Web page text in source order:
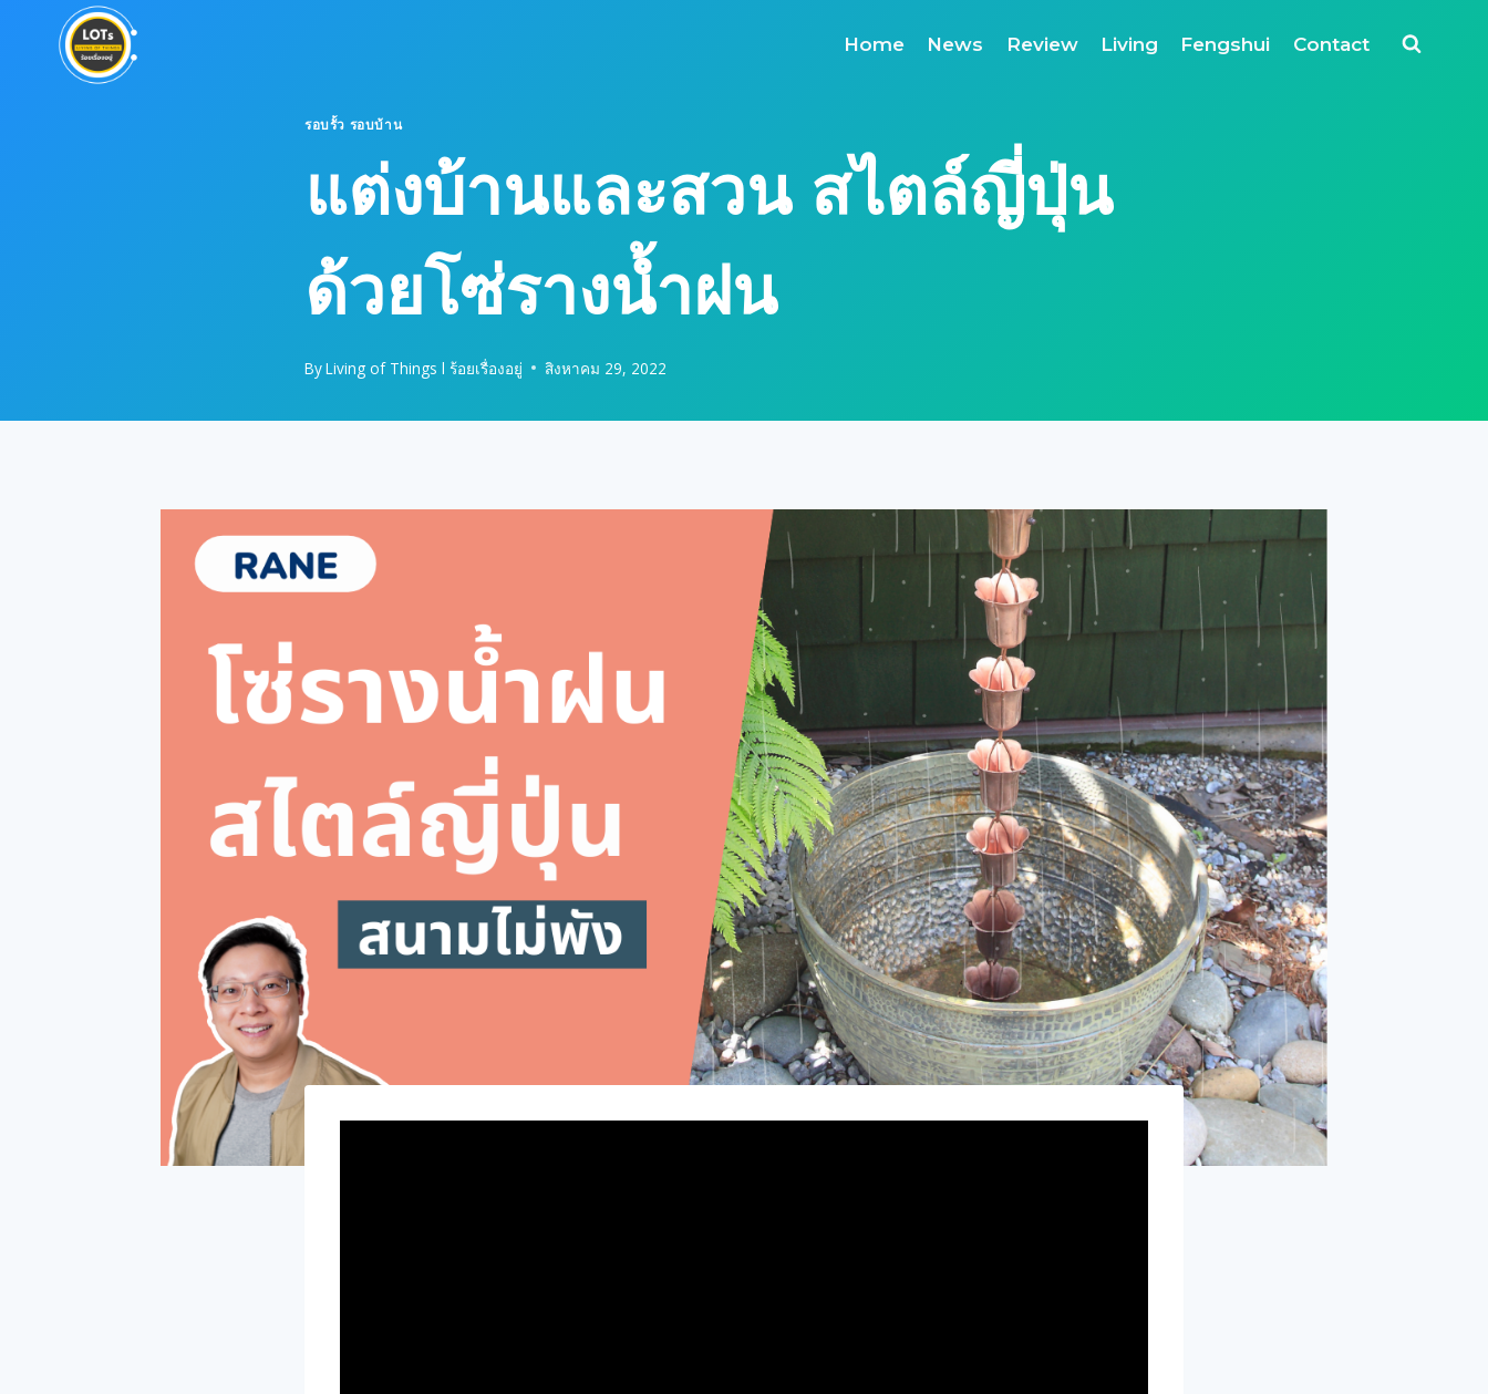
Home News Review Living Fengshui Contact
รอบรั้ว รอบบ้าน
แต่งบ้านและสวน สไตล์ญี่ปุ่น
ด้วยโซ่รางน้ำฝน
ByLiving of Things l ร้อยเรื่องอยู่ สิงหาคม 29, 2022